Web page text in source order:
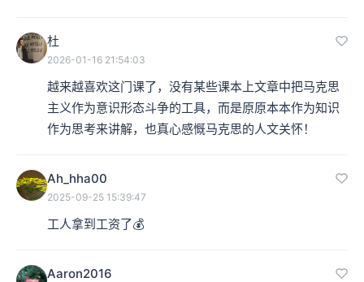
杜
2026-01-16 21:54:03
越来越喜欢这门课了，没有某些课本上文章中把马克思
主义作为意识形态斗争的工具，而是原原本本作为知识
作为思考来讲解，也真心感慨马克思的人文关怀！
Ah_hha00
2025-09-25 15:39:47
工人拿到工资了💰
Aaron2016